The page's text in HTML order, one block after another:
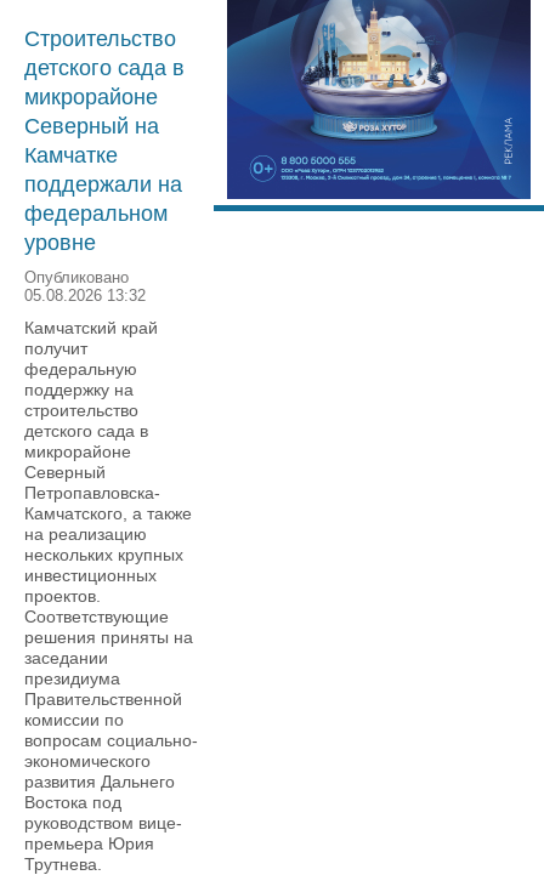
Строительство
детского сада в
микрорайоне
Северный на
Камчатке
поддержали на
федеральном
уровне
Опубликовано
05.08.2026 13:32
Камчатский край
получит
федеральную
поддержку на
строительство
детского сада в
микрорайоне
Северный
Петропавловска-
Камчатского, а также
на реализацию
нескольких крупных
инвестиционных
проектов.
Соответствующие
решения приняты на
заседании
президиума
Правительственной
комиссии по
вопросам социально-
экономического
развития Дальнего
Востока под
руководством вице-
премьера Юрия
Трутнева.